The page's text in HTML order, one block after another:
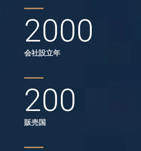
2000
会社設立年
200
販売国